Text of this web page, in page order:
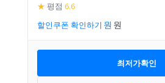
★ 평점 6.6
할인쿠폰 확인하기
최저가확인